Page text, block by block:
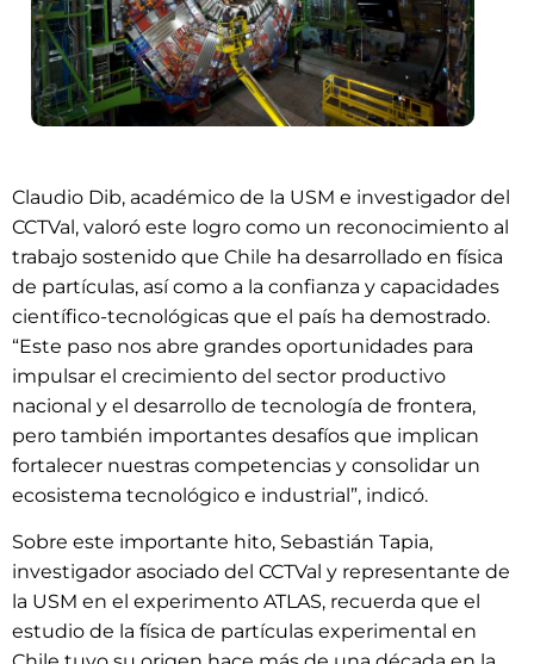
Claudio Dib, académico de la USM e investigador del
CCTVal, valoró este logro como un reconocimiento al
trabajo sostenido que Chile ha desarrollado en física
de partículas, así como a la confianza y capacidades
científico-tecnológicas que el país ha demostrado.
“Este paso nos abre grandes oportunidades para
impulsar el crecimiento del sector productivo
nacional y el desarrollo de tecnología de frontera,
pero también importantes desafíos que implican
fortalecer nuestras competencias y consolidar un
ecosistema tecnológico e industrial”, indicó.
Sobre este importante hito, Sebastián Tapia,
investigador asociado del CCTVal y representante de
la USM en el experimento ATLAS, recuerda que el
estudio de la física de partículas experimental en